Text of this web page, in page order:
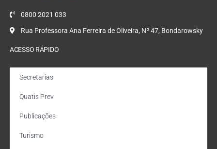
0800 2021 033
Rua Professora Ana Ferreira de Oliveira, Nº 47, Bondarowsky
ACESSO RÁPIDO
Secretarias
Quatis Prev
Publicações
Turismo